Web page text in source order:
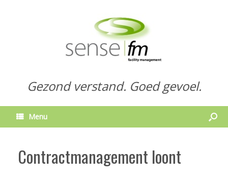
Gezond verstand. Goed gevoel.
Menu
Contractmanagement loont